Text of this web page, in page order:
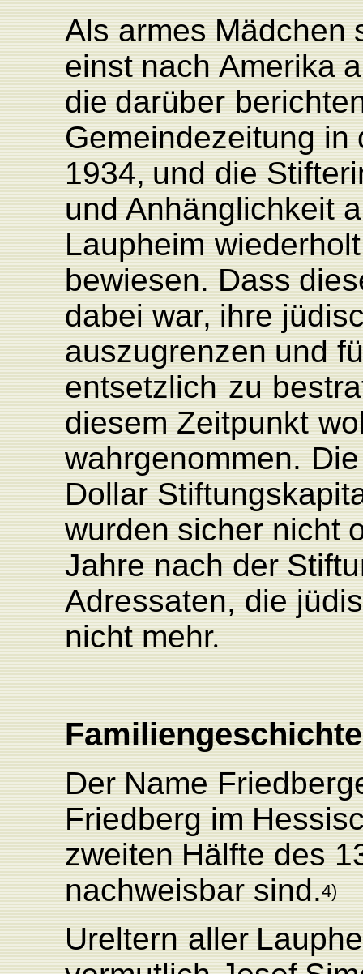
Als armes Mädchen
einst nach Amerika
die darüber
Gemeindezeitung in
1934, und die
und Anhänglichkeit
Laupheim wiederholt
bewiesen. Dass
dabei war, ihre
auszugrenzen und
entsetzlich zu
diesemZeitpunkt
wahrgenommen. Die
Dollar
wurden sicher nicht
Jahre nach der
Adressaten, die
nicht mehr.
Familiengeschichte
Der Name F
Friedberg im
zweiten Hälfte des
nachweisbar sind.4)
Ureltern aller L